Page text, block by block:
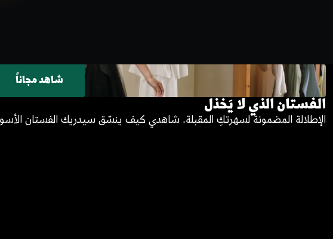
شاهد مجاناً
الفستان الذي لا يَخذل
الإطلالة المضمونة لسهرتكِ المقبلة. شاهدي كيف ينسّق سيدريك الفستان